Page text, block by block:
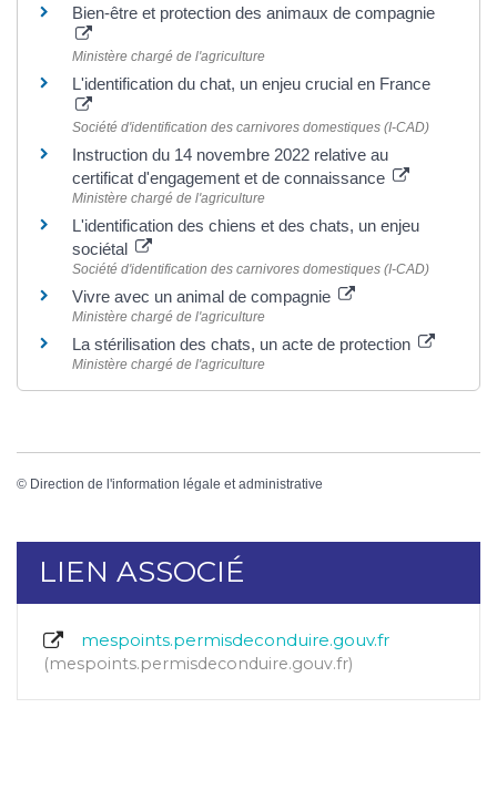
Bien-être et protection des animaux de compagnie
Ministère chargé de l'agriculture
L'identification du chat, un enjeu crucial en France
Société d'identification des carnivores domestiques (I-CAD)
Instruction du 14 novembre 2022 relative au
certificat d'engagement et de connaissance
Ministère chargé de l'agriculture
L'identification des chiens et des chats, un enjeu
sociétal
Société d'identification des carnivores domestiques (I-CAD)
Vivre avec un animal de compagnie
Ministère chargé de l'agriculture
La stérilisation des chats, un acte de protection
Ministère chargé de l'agriculture
© Direction de l'information légale et administrative
LIEN ASSOCIÉ
mespoints.permisdeconduire.gouv.fr
mespoints.permisdeconduire.gouv.fr